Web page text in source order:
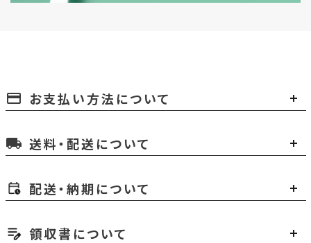
payment お支払い方法について
local_shipping 送料・配送について
配送・納期について
領収書について